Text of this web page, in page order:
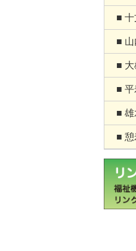
■
■
■
■
■
■ 憩